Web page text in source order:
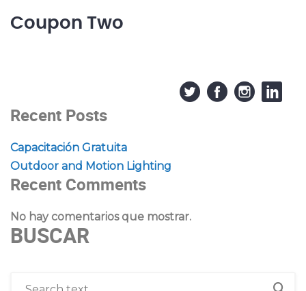
Coupon Two
Recent Posts
Capacitación Gratuita
Outdoor and Motion Lighting
Recent Comments
No hay comentarios que mostrar.
BUSCAR